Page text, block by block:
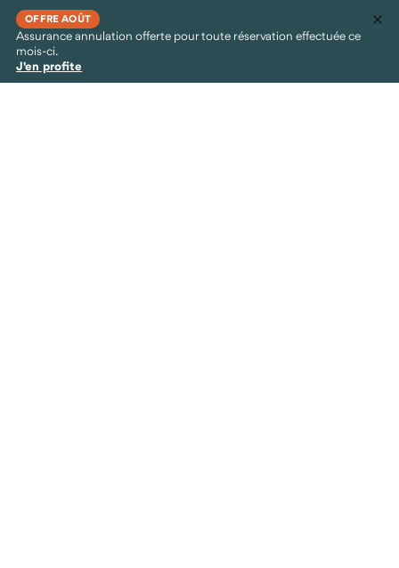
OFFRE AOÛT
Assurance annulation offerte pour toute réservation effectuée ce
mois-ci.
J'en profite